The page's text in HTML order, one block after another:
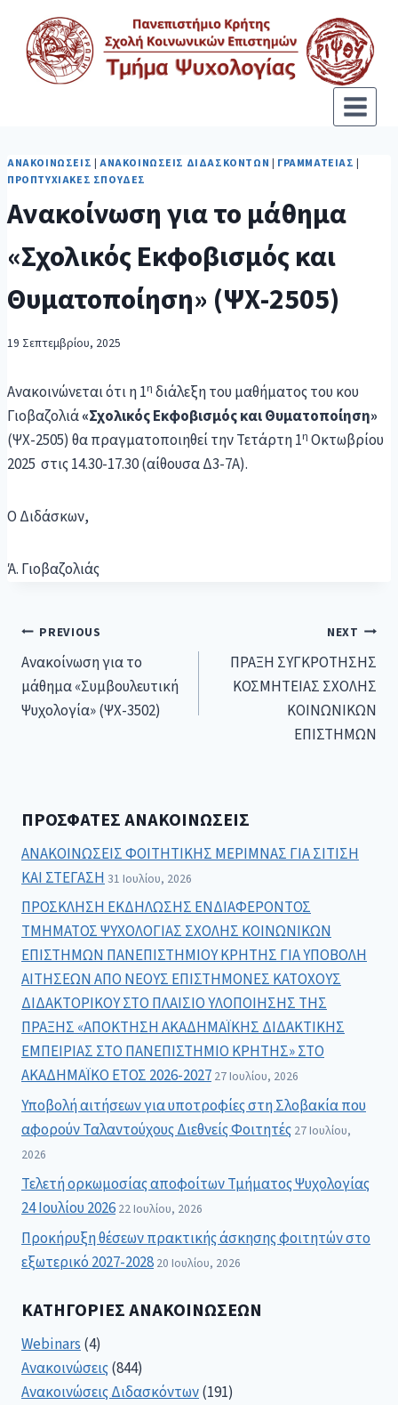
ΑΝΑΚΟΙΝΏΣΕΙΣ | ΑΝΑΚΟΙΝΏΣΕΙΣ ΔΙΔΑΣΚΌΝΤΩΝ | ΓΡΑΜΜΑΤΕΊΑΣ |
ΠΡΟΠΤΥΧΙΑΚΈΣ ΣΠΟΥΔΈΣ
Ανακοίνωση για το μάθημα
«Σχολικός Εκφοβισμός και
Θυματοποίηση» (ΨΧ-2505)
19 Σεπτεμβρίου, 2025
Ανακοινώνεται ότι η 1η διάλεξη του μαθήματος του κου
Γιοβαζολιά«Σχολικός Εκφοβισμός και Θυματοποίηση»
(ΨΧ-2505) θα πραγματοποιηθεί την Τετάρτη 1η Οκτωβρίου
2025 στις 14.30-17.30 (αίθουσα Δ3-7Α).
Ο Διδάσκων,
Ά. Γιοβαζολιάς
PREVIOUS
Ανακοίνωση για το
μάθημα «Συμβουλευτική
Ψυχολογία» (ΨΧ-3502)
NEXT
ΠΡΑΞΗ ΣΥΓΚΡΟΤΗΣΗΣ
ΚΟΣΜΗΤΕΙΑΣ ΣΧΟΛΗΣ
ΚΟΙΝΩΝΙΚΩΝ
ΕΠΙΣΤΗΜΩΝ
ΠΡΌΣΦΑΤΕΣ ΑΝΑΚΟΙΝΏΣΕΙΣ
ΑΝΑΚΟΙΝΩΣΕΙΣ ΦΟΙΤΗΤΙΚΗΣ ΜΕΡΙΜΝΑΣ ΓΙΑ ΣΙΤΙΣΗ
ΚΑΙ ΣΤΕΓΑΣΗ 31 Ιουλίου, 2026
ΠΡΟΣΚΛΗΣΗ ΕΚΔΗΛΩΣΗΣ ΕΝΔΙΑΦΕΡΟΝΤΟΣ
ΤΜΗΜΑΤΟΣ ΨΥΧΟΛΟΓΙΑΣ ΣΧΟΛΗΣ ΚΟΙΝΩΝΙΚΩΝ
ΕΠΙΣΤΗΜΩΝ ΠΑΝΕΠΙΣΤΗΜΙΟΥ ΚΡΗΤΗΣ ΓΙΑ ΥΠΟΒΟΛΗ
ΑΙΤΗΣΕΩΝ ΑΠΟ ΝΕΟΥΣ ΕΠΙΣΤΗΜΟΝΕΣ ΚΑΤΟΧΟΥΣ
ΔΙΔΑΚΤΟΡΙΚΟΥ ΣΤΟ ΠΛΑΙΣΙΟ ΥΛΟΠΟΙΗΣΗΣ ΤΗΣ
ΠΡΑΞΗΣ «ΑΠΟΚΤΗΣΗ ΑΚΑΔΗΜΑΪΚΗΣ ΔΙΔΑΚΤΙΚΗΣ
ΕΜΠΕΙΡΙΑΣ ΣΤΟ ΠΑΝΕΠΙΣΤΗΜΙΟ ΚΡΗΤΗΣ» ΣΤΟ
ΑΚΑΔΗΜΑΪΚΟ ΕΤΟΣ 2026-2027 27 Ιουλίου, 2026
Υποβολή αιτήσεων για υποτροφίες στη Σλοβακία που
αφορούν Ταλαντούχους Διεθνείς Φοιτητές 27 Ιουλίου,
2026
Τελετή ορκωμοσίας αποφοίτων Τμήματος Ψυχολογίας
24 Ιουλίου 2026 22 Ιουλίου, 2026
Προκήρυξη θέσεων πρακτικής άσκησης φοιτητών στο
εξωτερικό 2027-2028 20 Ιουλίου, 2026
ΚΑΤΗΓΟΡΊΕΣ ΑΝΑΚΟΙΝΏΣΕΩΝ
Webinars(4)
Ανακοινώσεις(844)
Ανακοινώσεις Διδασκόντων(191)